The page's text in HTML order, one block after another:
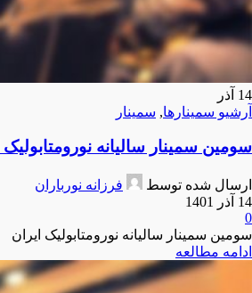
14 آذر
آرشیو سمینارها, سمینار
سومین سمینار سالیانه نورومتابولیک
ارسال شده توسط
فرزانه نورباران
14 آذر 1401
0
سومین سمینار سالیانه نورومتابولیک ایران
ادامه مطالعه